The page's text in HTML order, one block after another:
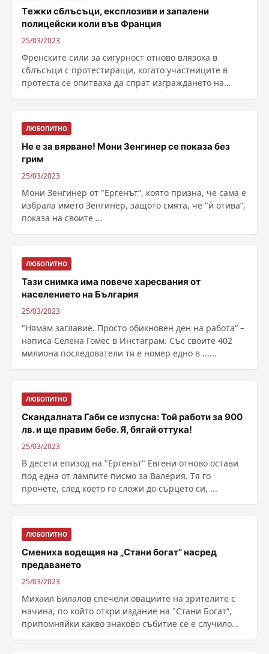
Tежки сблъсъци, експлозиви и запалени
полицейски коли във Франция
25/03/2023
Френските сили за сигурност отново влязоха в
сблъсъци с протестиращи, когато участниците в
протеста се опитваха да спрат изграждането на
ЛЮБОПИТНО
Не е за вярване! Мони Зенгинер се показа без
грим
25/03/2023
Мони Зенгинер от "Ергенът“, която призна, че сама е
избрала името Зенгинер, защото смята, че "ѝ отива“,
показа на своите ...
ЛЮБОПИТНО
Тази снимка има повече харесвания от
населението на България
25/03/2023
"Нямам заглавие. Просто обикновен ден на работа“ –
написа Селена Гомес в Инстаграм. Със своите 402
милиона последователи тя е номер едно в ......
ЛЮБОПИТНО
Скандалната Габи се изпусна: Той работи за 900
лв. и ще правим бебе. Я, бягай оттука!
25/03/2023
В десети епизод на "Ергенът" Евгени отново остави
под една от лампите писмо за Валерия. Тя го
прочете, след което го сложи до сърцето си, ...
ЛЮБОПИТНО
Смениха водещия на „Стани богат“ насред
предаването
25/03/2023
Михаил Билалов спечели овациите на зрителите с
начина, по който откри издание на "Стани Богат“,
припомняйки какво знаково събитие се е случило